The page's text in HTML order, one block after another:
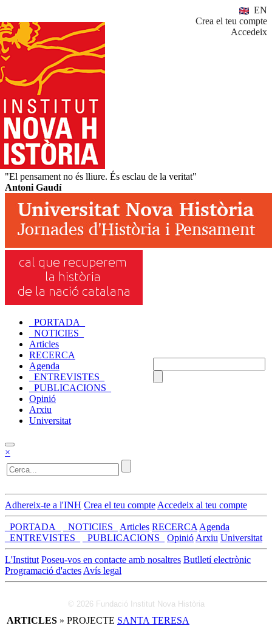
EN
Crea el teu compte
Accedeix
"El pensament no és lliure. És esclau de la veritat"
Antoni Gaudí
_PORTADA_
_NOTICIES_
Articles
RECERCA
Agenda
_ENTREVISTES_
_PUBLICACIONS_
Opinió
Arxiu
Universitat
×
Adhereix-te a l'INH Crea el teu compte Accedeix al teu compte
_PORTADA_ _NOTICIES_ Articles RECERCA Agenda
_ENTREVISTES_
_PUBLICACIONS_ Opinió Arxiu Universitat
L'Institut Poseu-vos en contacte amb nosaltres Butlletí electrònic
Programació d'actes Avís legal
© 2026 Fundació Institut Nova Història
ARTICLES » PROJECTE SANTA TERESA